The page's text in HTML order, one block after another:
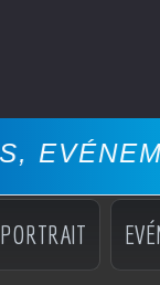
PORTRAIT